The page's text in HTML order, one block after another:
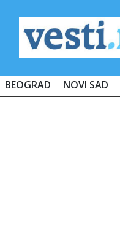
BEOGRAD NOVI SAD